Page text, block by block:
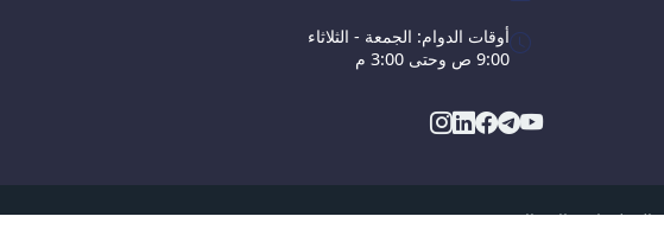
أوقات الدوام: الجمعة - الثلاثاء
9:00 ص وحتى 3:00 م